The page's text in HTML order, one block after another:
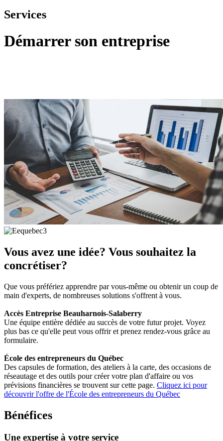
Services
Démarrer son entreprise
Vous avez une idée? Vous souhaitez la
concrétiser?
Que vous préfériez apprendre par vous-même ou obtenir un coup de
main d'experts, de nombreuses solutions s'offrent à vous.
Accès Entreprise Beauharnois-Salaberry
Une équipe entière dédiée au succès de votre futur projet. Voyez
plus bas ce qu'elle peut vous offrir et prenez rendez-vous grâce au
formulaire.
École des entrepreneurs du Québec
Des capsules de formation, des ateliers à la carte, des occasions de
réseautage et des outils pour créer votre plan d'affaire ou vos
prévisions financières se trouvent sur cette page. Cliquez ici pour
découvrir l'offre de l'École des entrepreneurs du Québec
Bénéfices
Une expertise à votre service